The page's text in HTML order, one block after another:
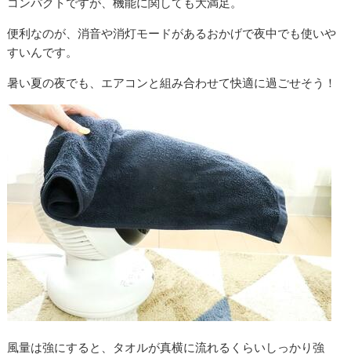
便利なのが、消音や消灯モードがあるおかげで夜中でも使いや
すいんです。
暑い夏の夜でも、エアコンと組み合わせて快適に過ごせそう！
風量は強にすると、タオルが真横に流れるくらいしっかり強